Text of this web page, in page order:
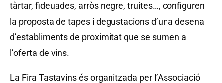
tàrtar, fideuades, arròs negre, truites…, configuren
la proposta de tapes i degustacions d’una desena
d’establiments de proximitat que se sumen a
l’oferta de vins.
La Fira Tastavins és organitzada per l’Associació